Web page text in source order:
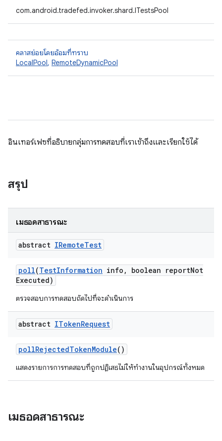
com.android.tradefed.invoker.shard.ITestsPool
คลาสย่อยโดยอ้อมที่ทราบ
LocalPool, RemoteDynamicPool
อินเทอร์เฟซที่อธิบายกลุ่มการทดสอบที่เราเข้าถึงและเรียกใช้ได้
สรุป
เมธอดสาธารณะ
abstract IRemoteTest
poll(TestInformation info , boolean reportNot
Executed)
ตรวจสอบการทดสอบถัดไปที่จะดำเนินการ
abstract ITokenRequest
pollRejectedTokenModule()
แสดงรายการการทดสอบที่ถูกปฏิเสธไม่ให้ทํางานในอุปกรณ์ทั้งหมด
เมธอดสาธารณะ